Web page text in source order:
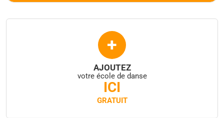
+
AJOUTEZ
votre école de danse
ICI
GRATUIT